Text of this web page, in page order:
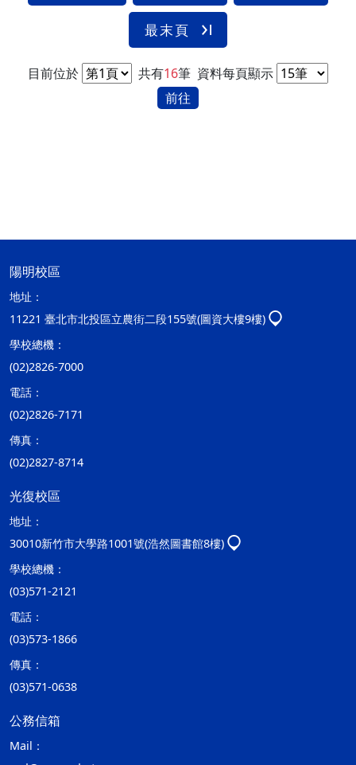
最末頁
目前位於 共有16筆 資料每頁顯示
前往
陽明校區
地址：
11221 臺北市北投區立農街二段155號(圖資大樓9樓)
學校總機：
(02)2826-7000
電話：
(02)2826-7171
傳真：
(02)2827-8714
光復校區
地址：
30010新竹市大學路1001號(浩然圖書館8樓)
學校總機：
(03)571-2121
電話：
(03)573-1866
傳真：
(03)571-0638
公務信箱
Mail：